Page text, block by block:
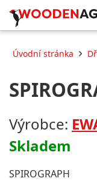
Úvodní stránka
Výrobce:
Skladem
SPIROGRAPH